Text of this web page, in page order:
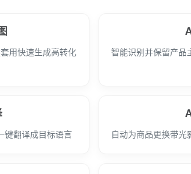
用快速生成高转化
智能识别并保留产品
键翻译成目标语言 自动为商品更换带光